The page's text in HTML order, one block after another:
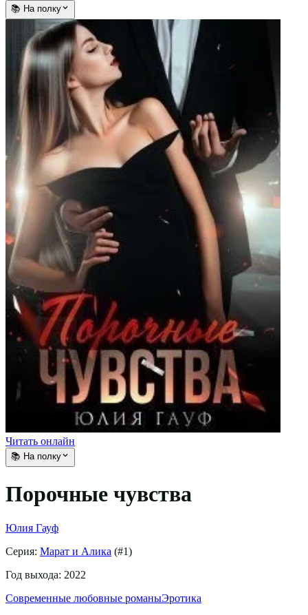
📚 На полку
Читать онлайн
📚 На полку
Порочные чувства
Юлия Гауф
Серия: Марат и Алика (#1)
Год выхода: 2022
Современные любовные романыЭротика